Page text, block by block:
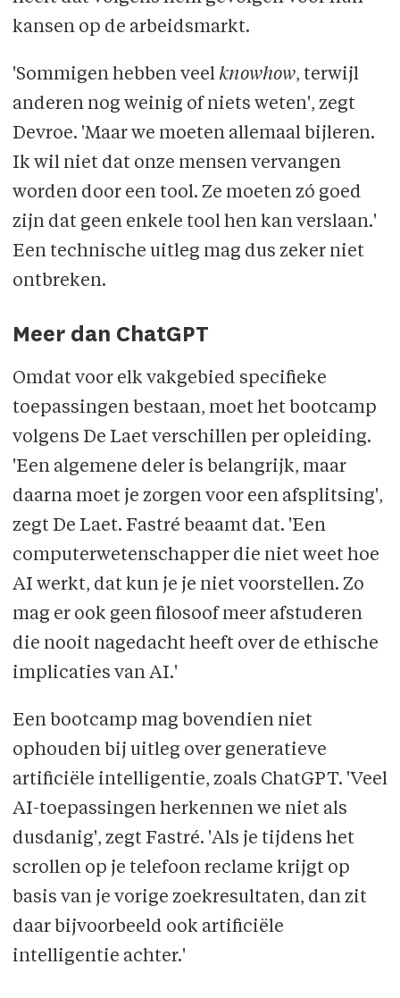
kansen op de arbeidsmarkt.
'Sommigen hebben veel knowhow, terwijl
anderen nog weinig of niets weten', zegt
Devroe. 'Maar we moeten allemaal bijleren.
Ik wil niet dat onze mensen vervangen
worden door een tool. Ze moeten zó goed
zijn dat geen enkele tool hen kan verslaan.'
Een technische uitleg mag dus zeker niet
ontbreken.
Meer dan ChatGPT
Omdat voor elk vakgebied specifieke
toepassingen bestaan, moet het bootcamp
volgens De Laet verschillen per opleiding.
'Een algemene deler is belangrijk, maar
daarna moet je zorgen voor een afsplitsing',
zegt De Laet. Fastré beaamt dat. 'Een
computer­weten­schapper die niet weet hoe
AI werkt, dat kun je je niet voorstellen. Zo
mag er ook geen filosoof meer afstuderen
die nooit nagedacht heeft over de ethische
implicaties van AI.'
Een bootcamp mag bovendien niet
ophouden bij uitleg over generatieve
artificiële intelligentie, zoals ChatGPT. 'Veel
AI-toepassingen herkennen we niet als
dusdanig', zegt Fastré. 'Als je tijdens het
scrollen op je telefoon reclame krijgt op
basis van je vorige zoekresultaten, dan zit
daar bijvoorbeeld ook artificiële
intelligentie achter.'